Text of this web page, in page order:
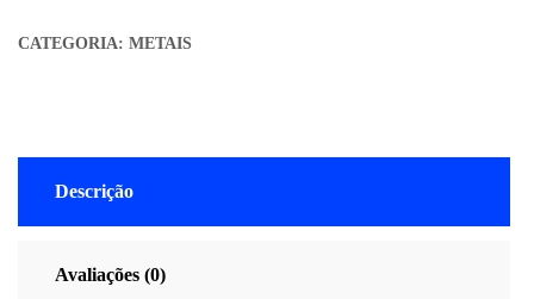
CATEGORIA: METAIS
Descrição
Avaliações (0)